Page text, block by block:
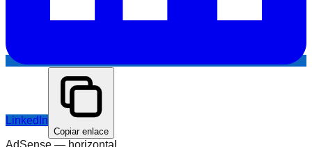
LinkedIn
Copiar enlace
AdSense — horizontal